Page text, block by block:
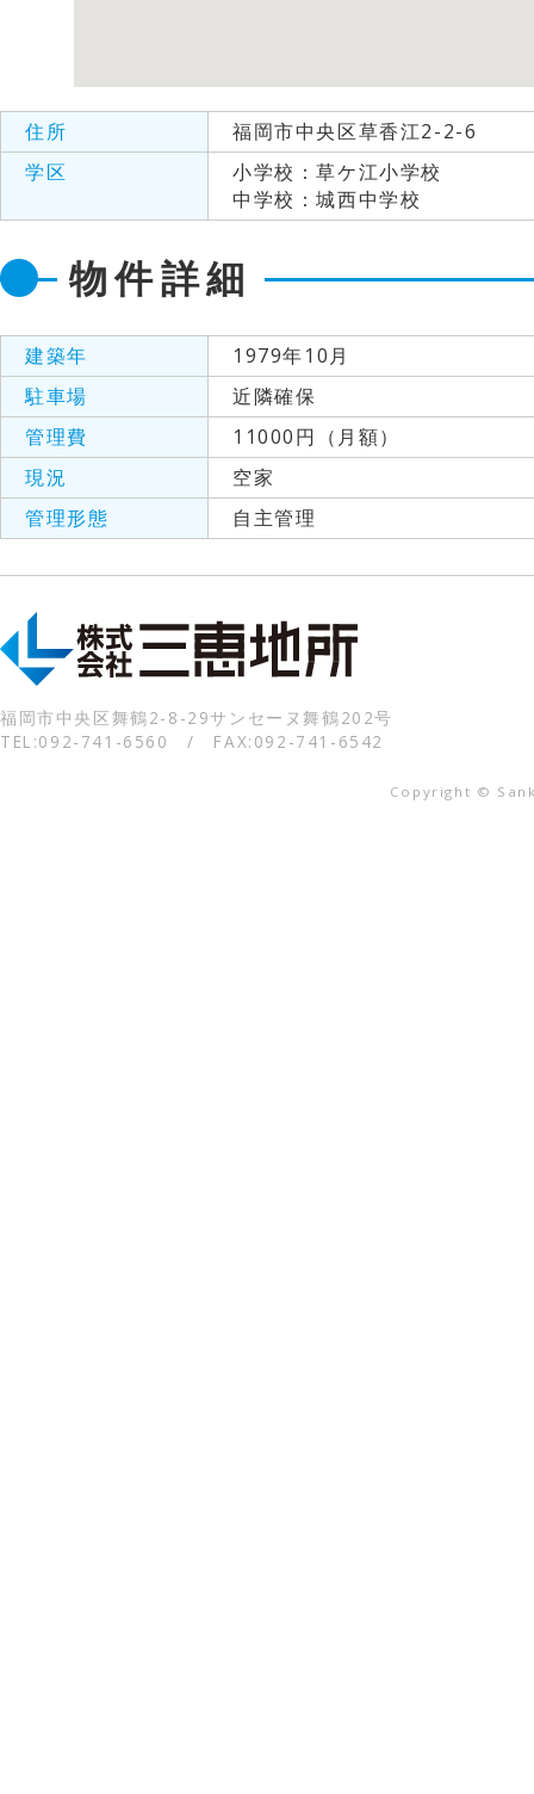
住所
福岡市中央区草香江2-2-6
学区
小学校：草ケ江小学校
中学校：城西中学校
物件詳細
建築年
1979年10月
駐車場
近隣確保
管理費
11000円（月額）
現況
空家
管理形態
自主管理
福岡市中央区舞鶴2-8-29サンセーヌ舞鶴202号
TEL:092-741-6560 / FAX:092-741-6542
Copyright ©